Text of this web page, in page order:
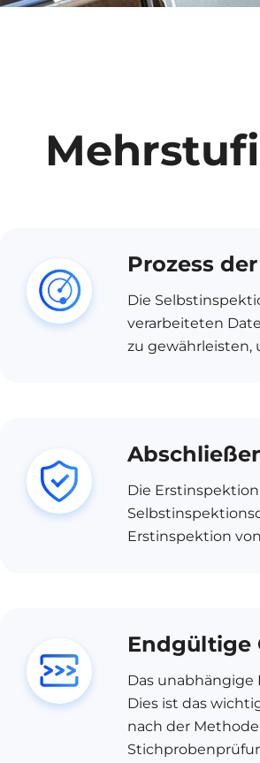
Prozess
Die
verarbeiteten
zu gewährleisten,
Die
Erstinspektion
Endgültige
Das
Dies ist das
nach der